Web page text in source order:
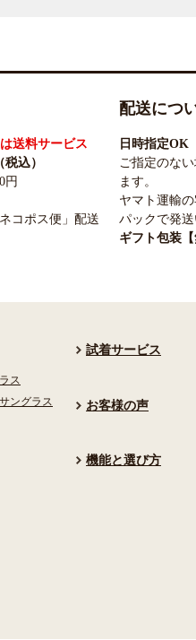
送料サービス
込）
円
コポス便」配送
配送につ
日時指定OK
ご指定のな
ます。
ヤマト運輸
パックで発送
ギフト包装【
ス
ングラス
試着サービス
お客様の声
機能と選び方